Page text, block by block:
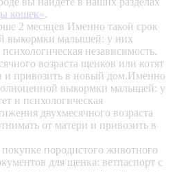
кошек».
2 месяцев Именно такой срок
выкормки малышей: у них
независимость.
возраста щенков или котят
и привозить в новый дом.Именно
выкормки малышей: у
и психологическая
двухмесячного возраста
от матери и привозить в
породистого животного
для щенка: ветпаспорт с